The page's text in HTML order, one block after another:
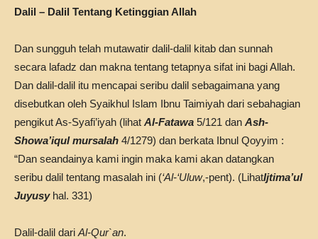
Dalil – Dalil Tentang Ketinggian Allah
Dan sungguh telah mutawatir dalil-dalil kitab dan sunnah
secara lafadz dan makna tentang tetapnya sifat ini bagi Allah.
Dan dalil-dalil itu mencapai seribu dalil sebagaimana yang
disebutkan oleh Syaikhul Islam Ibnu Taimiyah dari sebahagian
pengikut As-Syafi’iyah (lihat Al-Fatawa 5/121 dan Ash-
Showa’iqul mursalah 4/1279) dan berkata Ibnul Qoyyim :
“Dan seandainya kami ingin maka kami akan datangkan
seribu dalil tentang masalah ini (‘Al-‘Uluw,-pent). (LihatIjtima’ul
Juyusy hal. 331)
Dalil-dalil dari Al-Qur`an.